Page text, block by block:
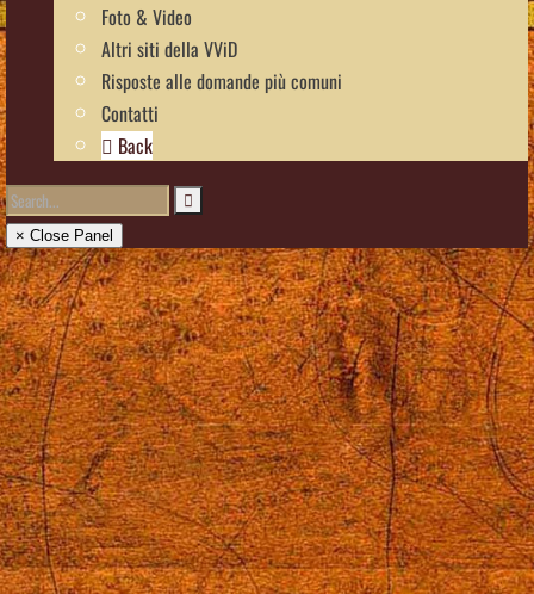
Foto & Video
Altri siti della VViD
Risposte alle domande più comuni
Contatti
Back
× Close Panel